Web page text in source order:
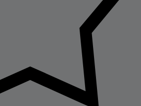
și ce tratamente sunt necesare pentru
părului
#Ingrijirea parului rar si